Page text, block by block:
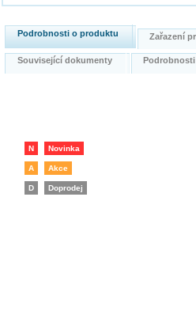
Podrobnosti o produktu Zařazení
Související dokumenty
N Novinka
A Akce
D Doprodej